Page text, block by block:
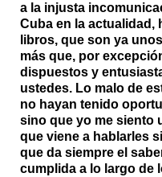
a la injusta
Cuba en la actualidad,
libros, que son ya
más que, por
dispuestos y
ustedes. Lo malo de
no hayan tenido
sino que yo me siento
que viene a hablarles
que da siempre el
cumplida a lo largo de